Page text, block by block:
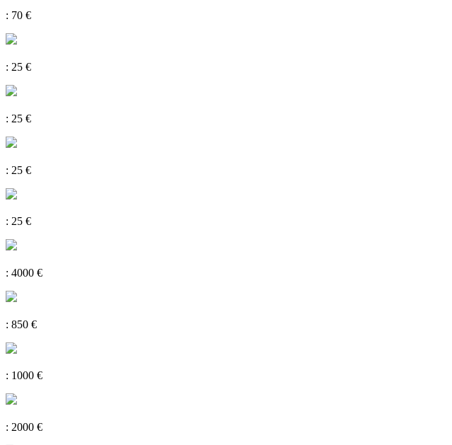
: 70 €
: 25 €
: 25 €
: 25 €
: 25 €
: 4000 €
: 850 €
: 1000 €
: 2000 €